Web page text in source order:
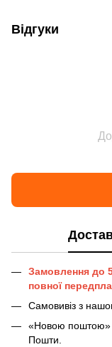
Відгуки
Замовлення до
повної
Самовивіз з
«Новою поштою»
Пошти.